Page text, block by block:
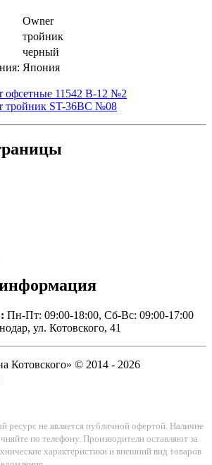
Owner
тройник
черный
Япония
офсетные 11542 B-12 №2
тройник ST-36BC №08
Пн-Пт: 09:00-18:00, Сб-Вс: 09:00-17:00
ул. Котовского, 41
Котовского» © 2014 - 2026
не является публичной офертой. Наличие
по телефону. Производители оставляют за
характеристики и внешний вид товаров